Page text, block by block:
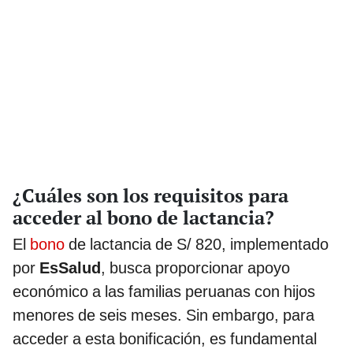
¿Cuáles son los requisitos para
acceder al bono de lactancia?
El bono de lactancia de S/ 820, implementado
por EsSalud, busca proporcionar apoyo
económico a las familias peruanas con hijos
menores de seis meses. Sin embargo, para
acceder a esta bonificación, es fundamental